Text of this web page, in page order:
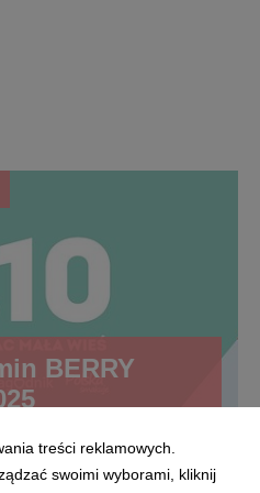
BERRY
treści reklamowych.
swoimi wyborami, kliknij